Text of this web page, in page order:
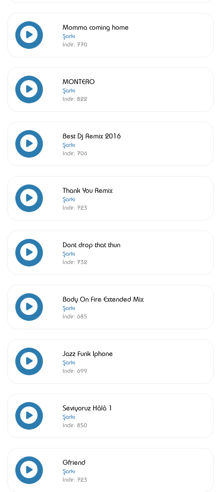
Momma coming home
Şarkı
İndir: 770
MONTERO
Şarkı
İndir: 822
Best Dj Remix 2016
Şarkı
İndir: 706
Thank You Remix
Şarkı
İndir: 723
Dont drop that thun
Şarkı
İndir: 732
Body On Fire Extended Mix
Şarkı
İndir: 685
Jazz Funk Iphone
Şarkı
İndir: 699
Seviyoruz Hâlâ 1
Şarkı
İndir: 850
Gfriend
Şarkı
İndir: 723